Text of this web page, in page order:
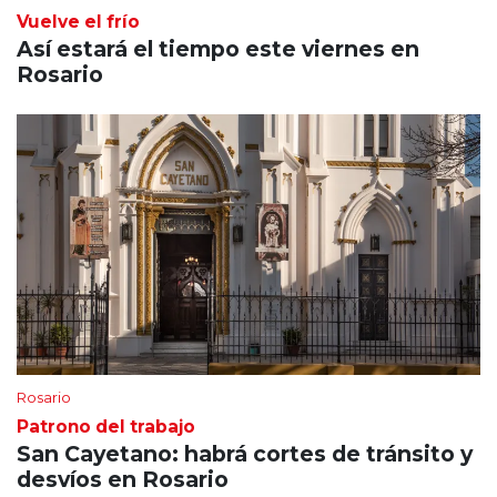
Vuelve el frío
Así estará el tiempo este viernes en
Rosario
Rosario
Patrono del trabajo
San Cayetano: habrá cortes de tránsito y
desvíos en Rosario